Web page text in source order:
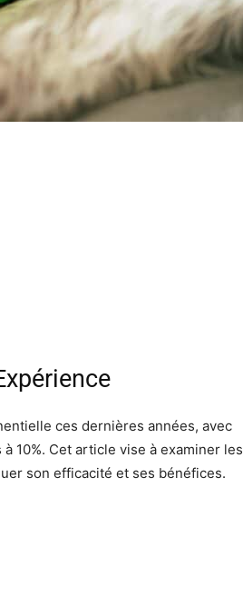
ces dernières années, avec
10%. Cet article vise à examiner les
son efficacité et ses bénéfices.